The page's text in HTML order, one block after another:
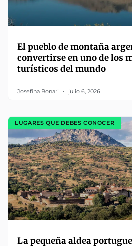
El pueblo de montaña
convertirse en uno de los
turísticos del mundo
Josefina Bonari julio 6, 2026
LUGARES QUE DEBES CONOCER
La pequeña aldea